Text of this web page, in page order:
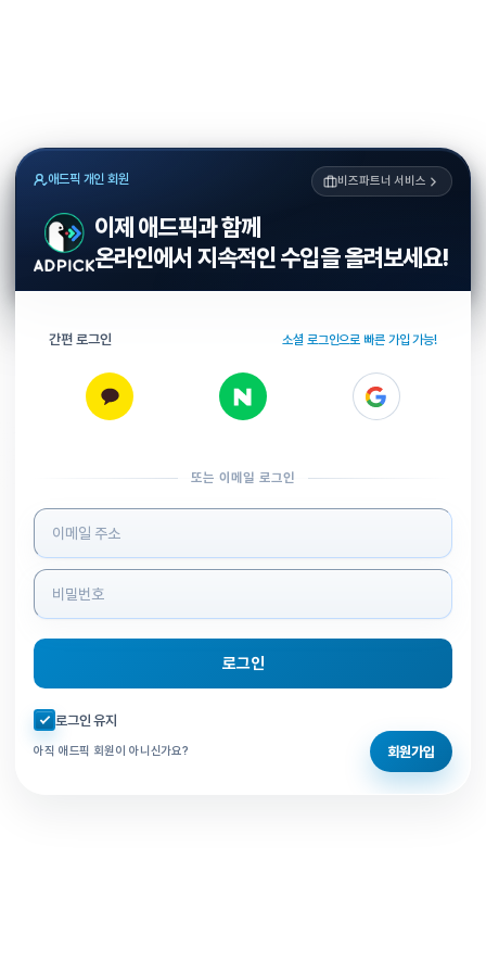
애드픽 개인 회원 비즈파트너 서비스
이제 애드픽과 함께
온라인에서 지속적인 수입을 올려보세요!
간편 로그인 소셜 로그인으로 빠른 가입 가능!
또는 이메일 로그인
로그인 정보 입력
로그인
자동로그인 체크
로그인 유지
아직 애드픽 회원이 아니신가요? 회원가입